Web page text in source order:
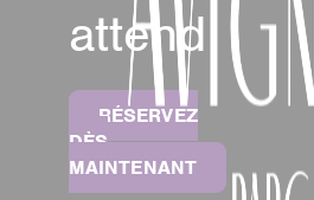
attend
RÉSERVEZ
DÈS
MAINTENANT